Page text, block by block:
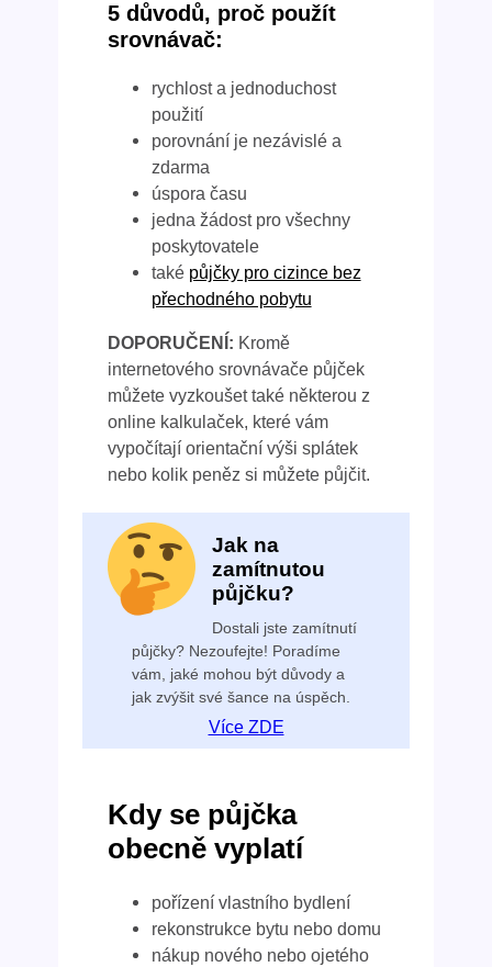
5 důvodů, proč použít
srovnávač:
rychlost a jednoduchost
použití
porovnání je nezávislé a
zdarma
úspora času
jedna žádost pro všechny
poskytovatele
také půjčky pro cizince bez
přechodného pobytu
DOPORUČENÍ: Kromě
internetového srovnávače půjček
můžete vyzkoušet také některou z
online kalkulaček, které vám
vypočítají orientační výši splátek
nebo kolik peněz si můžete půjčit.
Jak na
zamítnutou
půjčku?
Dostali jste zamítnutí
půjčky? Nezoufejte! Poradíme
vám, jaké mohou být důvody a
jak zvýšit své šance na úspěch.
Více ZDE
Kdy se půjčka
obecně vyplatí
pořízení vlastního bydlení
rekonstrukce bytu nebo domu
nákup nového nebo ojetého